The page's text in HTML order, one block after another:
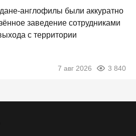
англофилы были аккуратно
заведение сотрудниками
с территории
7 авг 2026 3 840